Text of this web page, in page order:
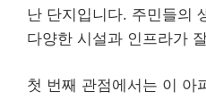
난 단지입니다. 주민들의
다양한 시설과 인프라가
첫 번째 관점에서는 이 아